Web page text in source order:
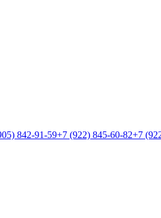
842-91-59+7 (922) 845-60-82+7